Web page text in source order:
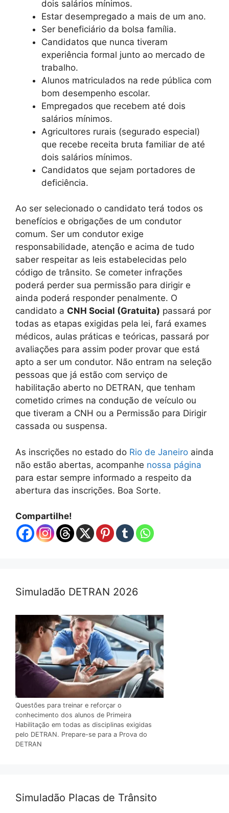
dois salários mínimos.
Estar desempregado a mais de um ano.
Ser beneficiário da bolsa família.
Candidatos que nunca tiveram
experiência formal junto ao mercado de
trabalho.
Alunos matriculados na rede pública com
bom desempenho escolar.
Empregados que recebem até dois
salários mínimos.
Agricultores rurais (segurado especial)
que recebe receita bruta familiar de até
dois salários mínimos.
Candidatos que sejam portadores de
deficiência.
Ao ser selecionado o candidato terá todos os
benefícios e obrigações de um condutor
comum. Ser um condutor exige
responsabilidade, atenção e acima de tudo
saber respeitar as leis estabelecidas pelo
código de trânsito. Se cometer infrações
poderá perder sua permissão para dirigir e
ainda poderá responder penalmente. O
candidato a CNH Social (Gratuita) passará por
todas as etapas exigidas pela lei, fará exames
médicos, aulas práticas e teóricas, passará por
avaliações para assim poder provar que está
apto a ser um condutor. Não entram na seleção
pessoas que já estão com serviço de
habilitação aberto no DETRAN, que tenham
cometido crimes na condução de veículo ou
que tiveram a CNH ou a Permissão para Dirigir
cassada ou suspensa.
As inscrições no estado do Rio de Janeiro ainda
não estão abertas, acompanhe nossa página
para estar sempre informado a respeito da
abertura das inscrições. Boa Sorte.
Compartilhe!
Simuladão DETRAN 2026
Questões para treinar e reforçar o
conhecimento dos alunos de Primeira
Habilitação em todas as disciplinas exigidas
pelo DETRAN. Prepare-se para a Prova do
DETRAN
Simuladão Placas de Trânsito